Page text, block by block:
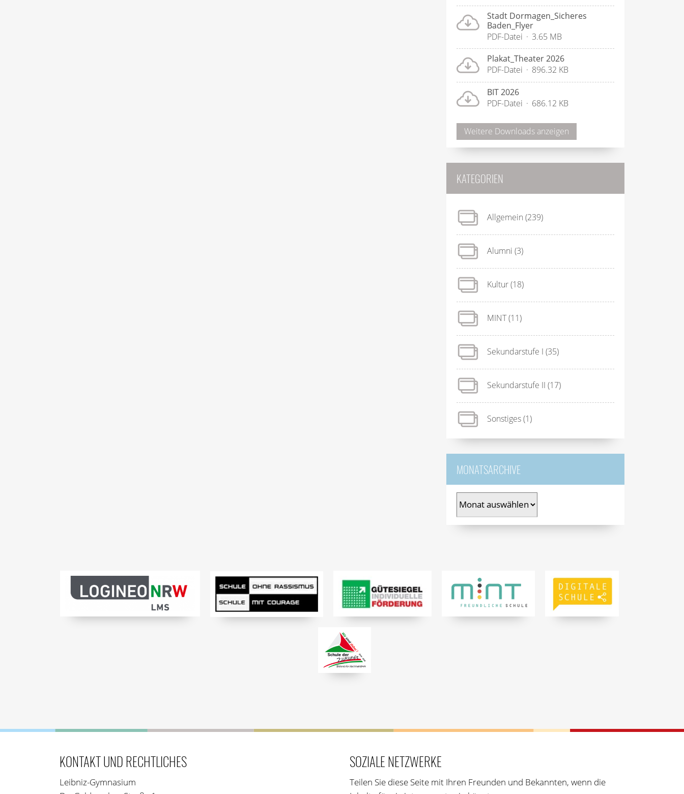
Stadt Dormagen_Sicheres
Baden_Flyer
PDF-Datei
3.65 MB
Plakat_Theater 2026
PDF-Datei
896.32 KB
BIT 2026
PDF-Datei
686.12 KB
Weitere Downloads anzeigen
KATEGORIEN
Allgemein (239)
Alumni (3)
Kultur(18)
MINT(11)
Sekundarstufe I (35)
Sekundarstufe II (17)
Sonstiges(1)
MONATSARCHIVE
KONTAKT UND RECHTLICHES
Leibniz-Gymnasium
SOZIALE NETZWERKE
Teilen Sie diese Seite mit Ihren Freunden und Bekannten, wenn die